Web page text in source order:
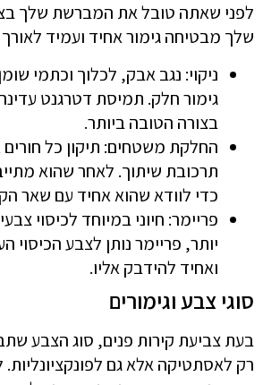
לפני שאתה טובל את המברשת שלך
שלך מבטיחה גימור אחיד ועמיד לאורך
ניקוי: נגב אבק, לכלוך וכתמי
גימור חלק. תמיסת דטרגנט
בצורה הטובה ביותר.
החלקת משטחים: תיקון כל
תרכובת שיתוך. לאחר שהוא
כדי לוודא שהוא אחיד עם שאר
פריימר: חיוני במיוחד לכיסוי
יותר, פריימר נותן לצבע הכיסוי
ואחיד להידבק אליו.
סוגי צבע וגימורים
בעת צביעת קירות פנים, סוג הצבע
רק לאסתטיקה אלא גם לפונקציונליות.